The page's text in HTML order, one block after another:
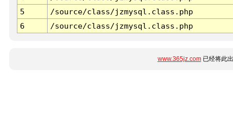
5
/source/class/jzmysql.class.php
6
/source/class/jzmysql.class.php
www.365jz.com已经将此